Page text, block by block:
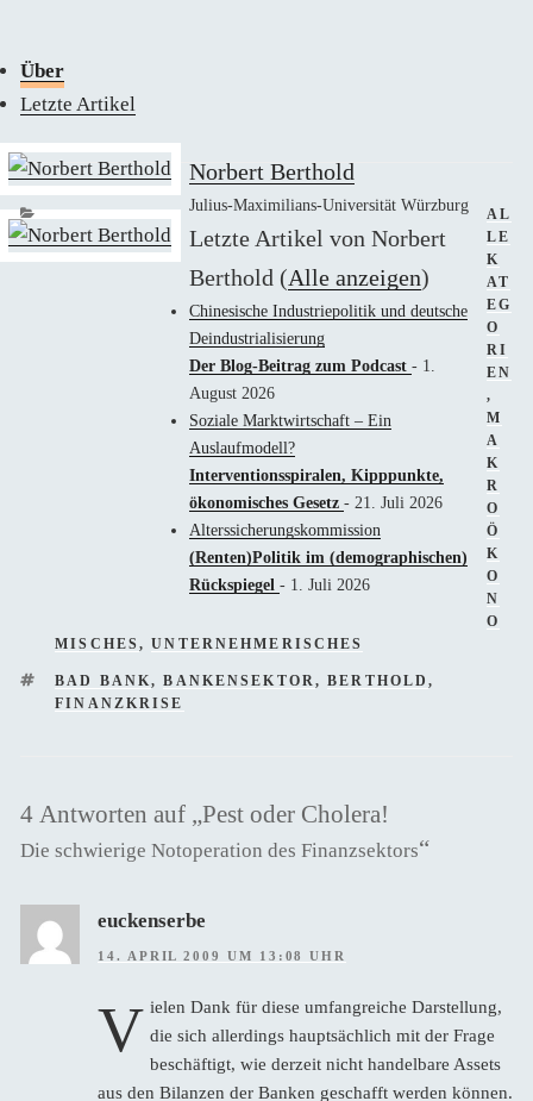
Über
Letzte Artikel
Norbert Berthold
Julius-Maximilians-Universität Würzburg
Letzte Artikel von Norbert
Berthold (Alle anzeigen)
Chinesische Industriepolitik und deutsche
Deindustrialisierung
Der Blog-Beitrag zum Podcast - 1.
August 2026
Soziale Marktwirtschaft – Ein
Auslaufmodell?
Interventionsspiralen, Kipppunkte,
ökonomisches Gesetz - 21. Juli 2026
Alterssicherungskommission
(Renten)Politik im (demographischen)
Rückspiegel - 1. Juli 2026
AL
LE
K
AT
EG
O
RI
EN
,
M
A
K
R
O
Ö
K
O
N
O
MISCHES, UNTERNEHMERISCHES
SCHLAGWÖRTER
BAD BANK,BANKENSEKTOR,BERTHOLD,
FINANZKRISE
4 Antworten auf „Pest oder Cholera!
Die schwierige Notoperation des Finanzsektors“
euckenserbe
14. APRIL 2009 UM 13:08 UHR
V ielen Dank für diese umfangreiche Darstellung,
die sich allerdings hauptsächlich mit der Frage
beschäftigt, wie derzeit nicht handelbare Assets
aus den Bilanzen der Banken geschafft werden können.